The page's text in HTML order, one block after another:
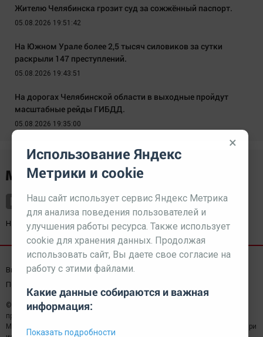
Жителю Челябинска грозит суд за сожжённый паспорт.
05.08.2026 19:51:42
На Южном Урале более 2,5 тысяч силовиков за сутки
раскрыли 147 преступлений.
05.08.2026 19:43:51
На дорогах Челябинской области в выходные пройдут
масштабные рейды ГИБДД.
05.08.2026 19:35:00
Наш партнерkurorty-sochi.ru
Выходные данные СМИ Реклама
Пользовательское соглашение
© 2026 МЕДИАЗАВОД — Сайт может содержать контент,
предназначенный для лиц 18+
Мнение редакции может не совпадать с мнением отдельных авторов.При
×
Использование Яндекс
Метрики и cookie
Наш сайт использует сервис Яндекс Метрика
для анализа поведения пользователей и
улучшения работы ресурса. Также использует
cookie для хранения данных. Продолжая
использовать сайт, Вы даете свое согласие на
работу с этими файлами.
Какие данные собираются и важная
информация:
Показать подробности